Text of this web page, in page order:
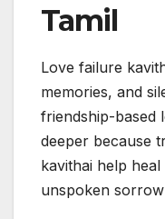
Tamil
Love failure
memories, and
friendship-based
deeper because
kavithai help
unspoken sorrow